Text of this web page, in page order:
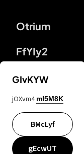
Otrium
FfYIy2
wZQPfd
nLC6tu
GIvKYW
jOXvm4 mI5M8K
BMcLyf
gEcwUT